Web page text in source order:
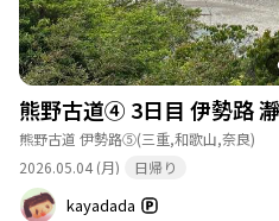
熊野古道④ 3日目 伊勢路
熊野古道 伊勢路⑤(三重,和歌山,奈良)
2026.05.04 (月)
日帰り
kayadada